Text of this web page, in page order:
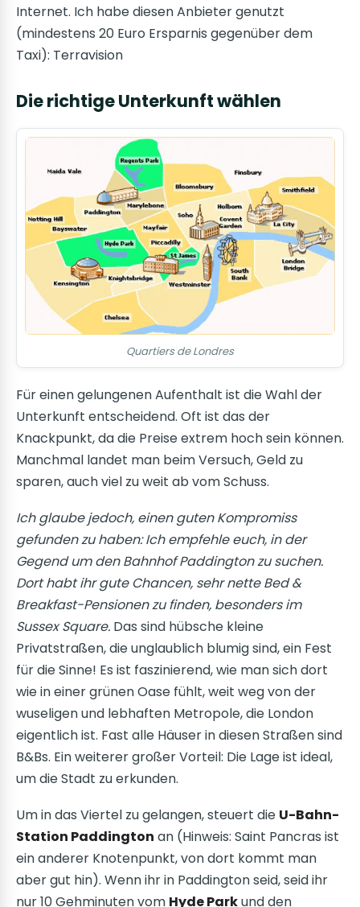
Internet. Ich habe diesen Anbieter genutzt
(mindestens 20 Euro Ersparnis gegenüber dem
Taxi): Terravision
Die richtige Unterkunft wählen
Quartiers de Londres
Für einen gelungenen Aufenthalt ist die Wahl der
Unterkunft entscheidend. Oft ist das der
Knackpunkt, da die Preise extrem hoch sein können.
Manchmal landet man beim Versuch, Geld zu
sparen, auch viel zu weit ab vom Schuss.
Ich glaube jedoch, einen guten Kompromiss
gefunden zu haben: Ich empfehle euch, in der
Gegend um den BahnhofPaddingtonzu suchen.
Dort habt ihr gute Chancen, sehr nette Bed &
Breakfast-Pensionen zu finden, besonders im
Sussex Square. Das sind hübsche kleine
Privatstraßen, die unglaublich blumig sind, ein Fest
für die Sinne! Es ist faszinierend, wie man sich dort
wie in einer grünen Oase fühlt, weit weg von der
wuseligen und lebhaften Metropole, die London
eigentlich ist. Fast alle Häuser in diesen Straßen sind
B&Bs. Ein weiterer großer Vorteil: Die Lage ist ideal,
um die Stadt zu erkunden.
Um in das Viertel zu gelangen, steuert die U-Bahn-
Station Paddington an (Hinweis: Saint Pancras ist
ein anderer Knotenpunkt, von dort kommt man
aber gut hin). Wenn ihr in Paddington seid, seid ihr
nur 10 Gehminuten vom Hyde Parkund den